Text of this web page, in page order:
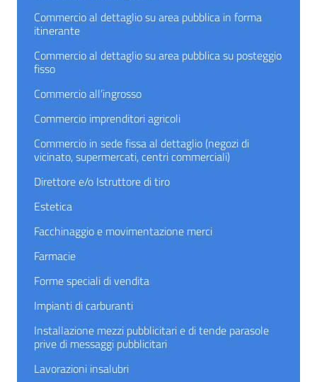
Commercio al dettaglio su area pubblica in forma
itinerante
Commercio al dettaglio su area pubblica su posteggio
fisso
Commercio all’ingrosso
Commercio imprenditori agricoli
Commercio in sede fissa al dettaglio (negozi di
vicinato, supermercati, centri commerciali)
Direttore e/o Istruttore di tiro
Estetica
Facchinaggio e movimentazione merci
Farmacie
Forme speciali di vendita
Impianti di carburanti
Installazione mezzi pubblicitari e di tende parasole
prive di messaggi pubblicitari
Lavorazioni insalubri